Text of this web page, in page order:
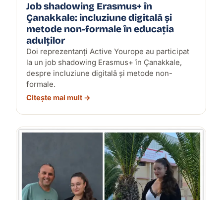
Job shadowing Erasmus+ în
Çanakkale: incluziune digitală și
metode non-formale în educația
adulților
Doi reprezentanți Active Yourope au participat
la un job shadowing Erasmus+ în Çanakkale,
despre incluziune digitală și metode non-
formale.
Citește mai mult →